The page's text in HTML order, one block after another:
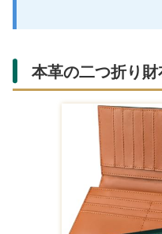
本革の二つ折り